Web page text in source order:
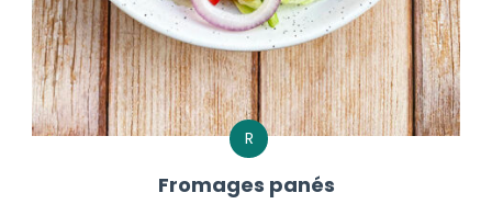
R
Fromages panés